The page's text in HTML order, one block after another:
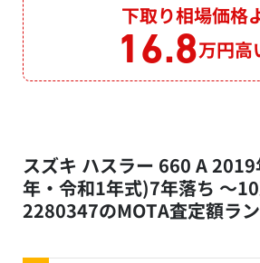
下取り相場価格
16.8万円高
スズキ ハスラー 660 A
年・令和1年式)7年落ち ～
2280347のMOTA査定額ラ